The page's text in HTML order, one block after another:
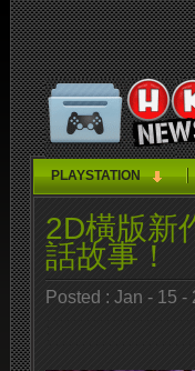
PLAYSTATION
2D橫版新
話故事！
Posted : Jan - 15 -